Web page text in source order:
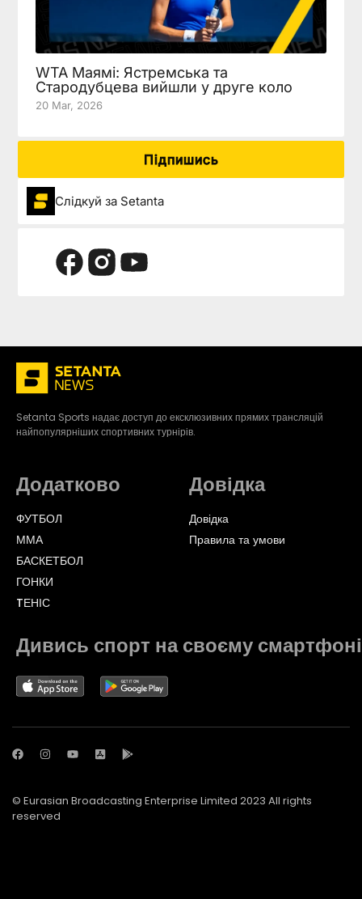
WTA Маямі: Ястремська та
Стародубцева вийшли у друге коло
20 Mar, 2026
Підпишись
Слідкуй за Setanta
Setanta Sports надає доступ до ексклюзивних прямих трансляцій
найпопулярніших спортивних турнірів.
Додатково
ФУТБОЛ
ММА
БАСКЕТБОЛ
ГОНКИ
TЕНІС
Довідка
Довідка
Правила та умови
Дивись спорт на своєму смартфоні
© Eurasian Broadcasting Enterprise Limited 2023 All rights
reserved